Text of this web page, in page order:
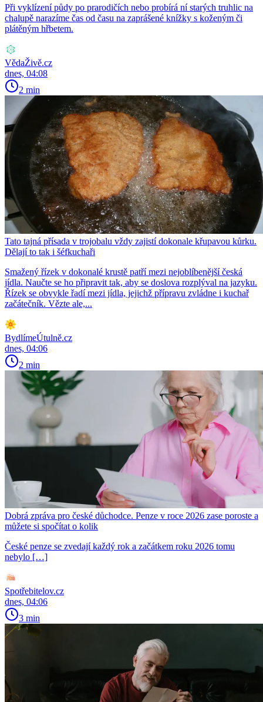
Při vyklízení půdy po prarodičích nebo probírá ní starých truhlic na
chalupě narazíme čas od času na zaprášené knížky s koženým či
plátěným hřbetem.
VědaŽivě.cz
dnes, 04:08
2 min
Tato tajná přísada v trojobalu vždy zajistí dokonale křupavou kůrku.
Dělají to tak i šéfkuchaři
Smažený řízek v dokonalé krustě patří mezi nejoblíbenější česká
jídla. Naučte se ho připravit tak, aby se doslova rozplýval na jazyku.
Řízek se obvykle řadí mezi jídla, jejichž přípravu zvládne i kuchař
začátečník. Vězte ale,...
BydlímeÚtulně.cz
dnes, 04:06
2 min
Dobrá zpráva pro české důchodce. Penze v roce 2026 zase poroste a
můžete si spočítat o kolik
České penze se zvedají každý rok a začátkem roku 2026 tomu
nebylo […]
Spotřebitelov.cz
dnes, 04:06
3 min